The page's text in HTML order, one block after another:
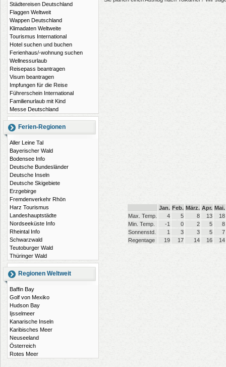
Städtereisen Deutschland
Flaggen Weltweit
Wappen Deutschland
Klimadaten Weltweite
Tourismus International
Hotel suchen und buchen
Ferienhaus/-wohnung suchen
Wellnessurlaub
Reisepass beantragen
Visum beantragen
Impfungen für die Reise
Führerschein International
Familienurlaub mit Kind
Messe Deutschland
Ferien-Regionen
Aller Leine Tal
Bayerischer Wald
Bodensee Info
Deutsche Bundesländer
Deutsche Inseln
Deutsche Skigebiete
Erzgebirge
Fremdenverkehr Rhön
Harz Tourismus
Landeshauptstädte
Nordseeküste Info
Rheintal Info
Schwarzwald
Teutoburger Wald
Thüringer Wald
Regionen Weltweit
Baffin Bay
Golf von Mexiko
Hudson Bay
Ijsselmeer
Kanarische Inseln
Karibisches Meer
Neuseeland
Österreich
Rotes Meer
Jan. Feb. März. Apr. Mai.
Max. Temp.
4 5 8 13
18
Min. Temp.
-1 0 2 5
8
Sonnenstd.
1 3 3 5
7
Regentage
19 17 14 16 14